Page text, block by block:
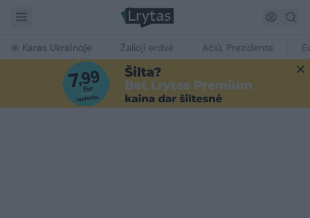
Karas Ukrainoje Žalioji erdvė Ačiū, Prezidente